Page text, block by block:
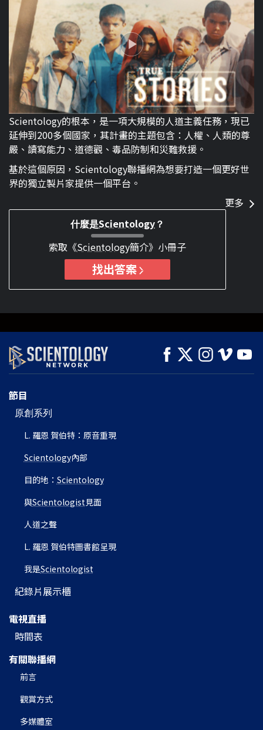
Scientology的根本，是一項大規模的人道主義任務，現已
延伸到200多個國家，其計畫的主題包含：人權、人類的尊
嚴、讀寫能力、道德觀、毒品防制和災難救援。
基於這個原因，Scientology聯播網為想要打造一個更好世
界的獨立製片家提供一個平台。
更多
什麼是Scientology ？
索取《Scientology簡介》小冊子
找出答案
節目
原創系列
L. 羅恩 賀伯特：原音重現
Scientology內部
目的地： Scientology
與Scientologist 見面
人道之聲
L. 羅恩 賀伯特圖書館呈現
我是Scientologist
紀錄片展示櫃
電視直播
時間表
有關聯播網
前言
觀賞方式
多媒體室